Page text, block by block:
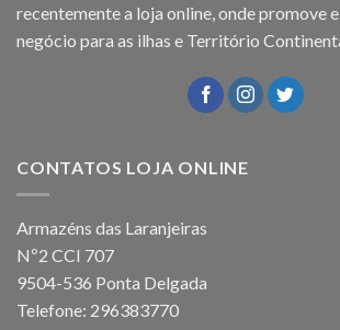
recentemente a loja online, onde promove
negócio para as ilhas e Território
CONTATOS LOJA ONLINE
Armazéns das Laranjeiras
Nº2 CCI 707
9504-536 Ponta Delgada
Telefone: 296383770